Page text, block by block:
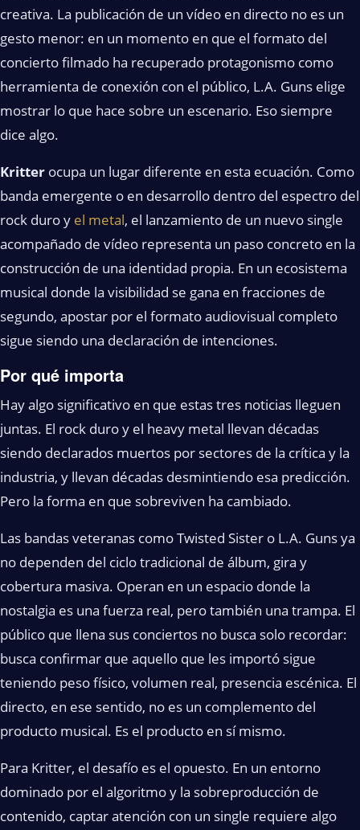
creativa. La publicación de un vídeo en directo no es un
gesto menor: en un momento en que el formato del
concierto filmado ha recuperado protagonismo como
herramienta de conexión con el público, L.A. Guns elige
mostrar lo que hace sobre un escenario. Eso siempre
dice algo.
Kritter ocupa un lugar diferente en esta ecuación. Como
banda emergente o en desarrollo dentro del espectro del
rock duro y el metal, el lanzamiento de un nuevo single
acompañado de vídeo representa un paso concreto en la
construcción de una identidad propia. En un ecosistema
musical donde la visibilidad se gana en fracciones de
segundo, apostar por el formato audiovisual completo
sigue siendo una declaración de intenciones.
Por qué importa
Hay algo significativo en que estas tres noticias lleguen
juntas. El rock duro y el heavy metal llevan décadas
siendo declarados muertos por sectores de la crítica y la
industria, y llevan décadas desmintiendo esa predicción.
Pero la forma en que sobreviven ha cambiado.
Las bandas veteranas como Twisted Sister o L.A. Guns ya
no dependen del ciclo tradicional de álbum, gira y
cobertura masiva. Operan en un espacio donde la
nostalgia es una fuerza real, pero también una trampa. El
público que llena sus conciertos no busca solo recordar:
busca confirmar que aquello que les importó sigue
teniendo peso físico, volumen real, presencia escénica. El
directo, en ese sentido, no es un complemento del
producto musical. Es el producto en sí mismo.
Para Kritter, el desafío es el opuesto. En un entorno
dominado por el algoritmo y la sobreproducción de
contenido, captar atención con un single requiere algo